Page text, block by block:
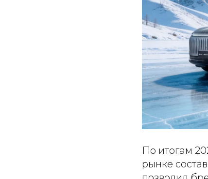
По итогам
рынке